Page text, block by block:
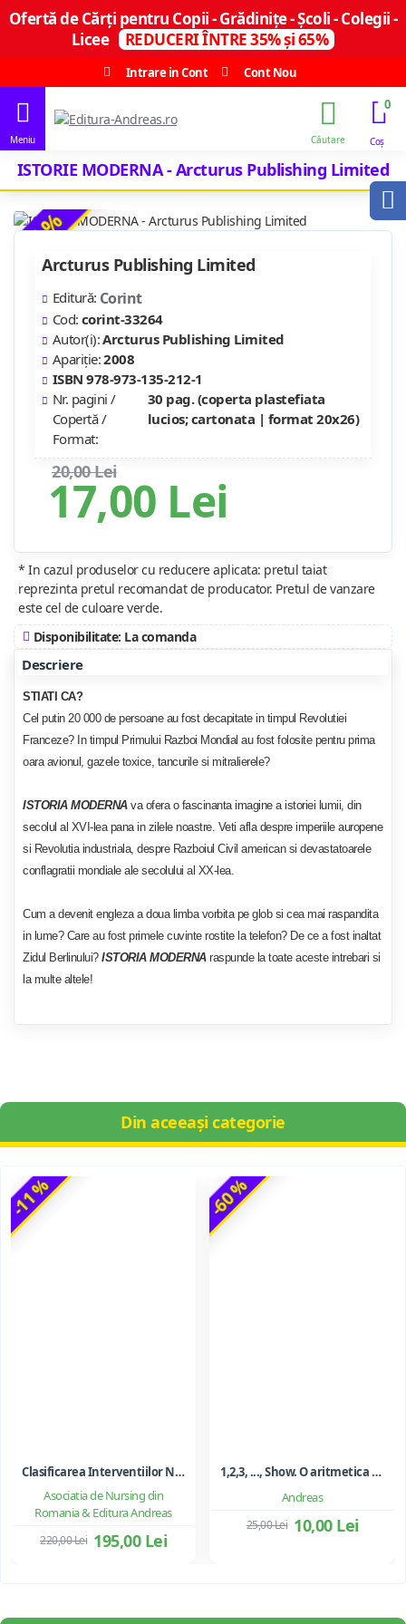
Ofertă de Cărți pentru Copii - Grădinițe - Școli - Colegii -
Licee
REDUCERI ÎNTRE 35% și 65%
Intrare in Cont
Cont Nou
0
ISTORIE MODERNA - Arcturus Publishing Limited
-15 %
17,00 Lei
20,00 Lei
Arcturus Publishing Limited
Editură: Corint
Cod: corint-33264
Autor(i):Arcturus Publishing Limited
Apariție:2008
ISBN 978-973-135-212-1
Nr. pagini /
Copertă /
Format:
30 pag. (coperta plastefiata
lucios; cartonata | format 20x26)
* In cazul produselor cu reducere aplicata: pretul taiat
reprezinta pretul recomandat de producator. Pretul de vanzare
este cel de culoare verde.
Disponibilitate: La comanda
Descriere
STIATI CA?
Cel putin 20 000 de persoane au fost decapitate in timpul Revolutiei
Franceze? In timpul Primului Razboi Mondial au fost folosite pentru prima
oara avionul, gazele toxice, tancurile si mitralierele?
ISTORIA MODERNAva ofera o fascinanta imagine a istoriei lumii, din
secolul al XVI-lea pana in zilele noastre. Veti afla despre imperiile auropene
si Revolutia industriala, despre Razboiul Civil american si devastatoarele
conflagratii mondiale ale secolului al XX-lea.
Cum a devenit engleza a doua limba vorbita pe glob si cea mai raspandita
in lume? Care au fost primele cuvinte rostite la telefon? De ce a fost inaltat
Zidul Berlinului? ISTORIA MODERNAraspunde la toate aceste intrebari si
la multe altele!
Din aceeași categorie
-11 %
Asociatia de Nursing din
Romania & Editura Andreas
Clasificarea Interventiilor Nursing (NIC)
195,00 Lei
220,00 Lei
-60 %
Andreas
1,2,3, ..., Show. O aritmetica emotionala, o poezie a matematicii - Ioan Dancila
10,00 Lei
25,00 Lei